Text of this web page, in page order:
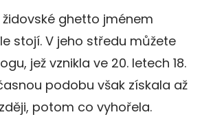
židovské ghetto jménem
stojí. V jeho středu můžete
jež vznikla ve 20. letech 18.
podobu však získala až
potom co vyhořela.